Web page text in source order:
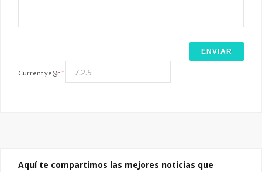
Current ye@r *
Aquí te compartimos las mejores noticias que